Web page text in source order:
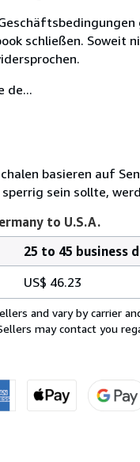
schließen. Soweit
de...
basieren auf
sein sollte,
to U.S.A.
25 to 45 business
US$ 46.23
and vary by carrier
may contact you